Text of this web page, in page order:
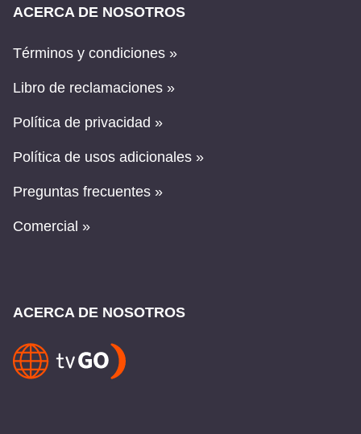
ACERCA DE NOSOTROS
Términos y condiciones »
Libro de reclamaciones »
Política de privacidad »
Política de usos adicionales »
Preguntas frecuentes »
Comercial »
ACERCA DE NOSOTROS